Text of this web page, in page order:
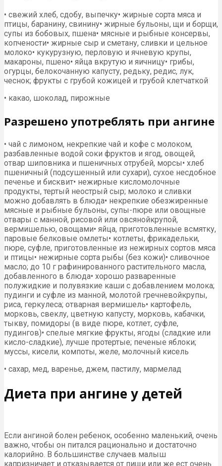
• свежий хлеб, сдобу, выпечку• жирные сорта мяса и
птицы, баранину, свинину• жирные бульоны, щи и борщи,
супы из бобовых, пшена• мясные и рыбные консервы,
копчености• жирные сыр и сметану, сливки и цельное
молоко• кукурузную, перловую и ячневую крупы,
макароны, пшено• яйца вкрутую и яичницу• грибы,
огурцы, белокочанную капусту, редьку, редис, лук,
чеснок; фрукты с грубой кожицей и грубой клетчаткой
• какао, шоколад, пирожные
Разрешено употреблять при ангине
• чай с лимоном, некрепкие чай и кофе с молоком,
разбавленные водой соки фруктов и ягод, овощей,
отвар шиповника и пшеничных отрубей, морсы• хлеб
пшеничный (подсушенный или сухари), сухое несдобное
печенье и бисквит• нежирные кисломолочные
продукты, тертый неострый сыр; молоко и сливки
можно добавлять в блюда• некрепкие обезжиренные
мясные и рыбные бульоны, супы-пюре или овощные
отвары с манной, рисовой или овсянойкрупой,
вермишелью, овощами• яйца, приготовленные всмятку,
паровые белковые омлеты• котлеты, фрикадельки,
пюре, суфле, приготовленные из нежирных сортов мяса
и птицы• нежирные сорта рыбы (без кожи)• сливочное
масло; до 10 г рафинированного растительного масла,
добавленного в блюда• хорошо разваренные
полужидкие и полувязкие каши с добавлением молока;
пудинги и суфле из манной, молотой гречневойкрупы,
риса, геркулеса; отварная вермишель• картофель,
морковь, свеклу, цветную капусту, морковь, кабачки,
тыкву, помидоры (в виде пюре, котлет, суфле,
пудингов)• спелые мягкие фрукты, ягоды (сладкие или
кисло-сладкие), лучше протертые; печеные яблоки;
муссы, кисели, компоты, желе, молочный кисель
• сахар, мед, варенье, джем, пастилу, мармелад
Диета при ангине у детей
Если ангиной болен ребенок, особенно маленький, очень
важно, чтобы он питался рационально и достаточно
калорийно. В большинстве случаев малыш
капризничает и отказывается от пищи или же ест очень